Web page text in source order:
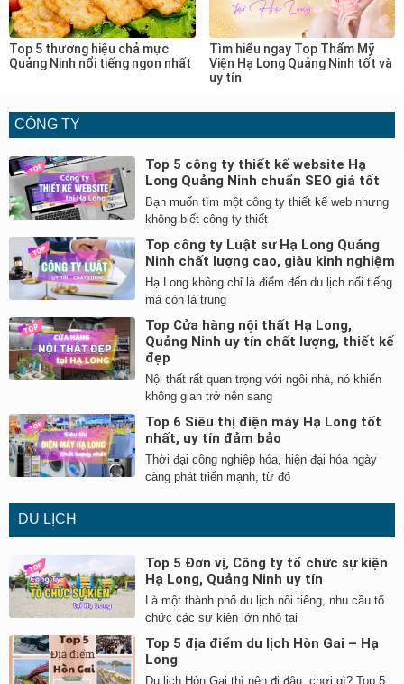
Top 5 thương hiệu chả mực
Quảng Ninh nổi tiếng ngon nhất
Tìm hiểu ngay Top Thẩm Mỹ
Viện Hạ Long Quảng Ninh tốt và
uy tín
CÔNG TY
Top 5 công ty thiết kế website Hạ
Long Quảng Ninh chuẩn SEO giá tốt
Bạn muốn tìm một công ty thiết kế web nhưng
không biết công ty thiết
Top công ty Luật sư Hạ Long Quảng
Ninh chất lượng cao, giàu kinh nghiệm
Hạ Long không chỉ là điểm đến du lịch nổi tiếng
mà còn là trung
Top Cửa hàng nội thất Hạ Long,
Quảng Ninh uy tín chất lượng, thiết kế
đẹp
Nội thất rất quan trọng với ngôi nhà, nó khiến
không gian trở nên sang
Top 6 Siêu thị điện máy Hạ Long tốt
nhất, uy tín đảm bảo
Thời đại công nghiệp hóa, hiện đại hóa ngày
càng phát triển mạnh, từ đó
DU LỊCH
Top 5 Đơn vị, Công ty tổ chức sự kiện
Hạ Long, Quảng Ninh uy tín
Là một thành phố du lịch nổi tiếng, nhu cầu tổ
chức các sự kiện lớn nhỏ tại
Top 5 địa điểm du lịch Hòn Gai – Hạ
Long
Du lịch Hòn Gai thì nên đi đâu, chơi gì? Top 5